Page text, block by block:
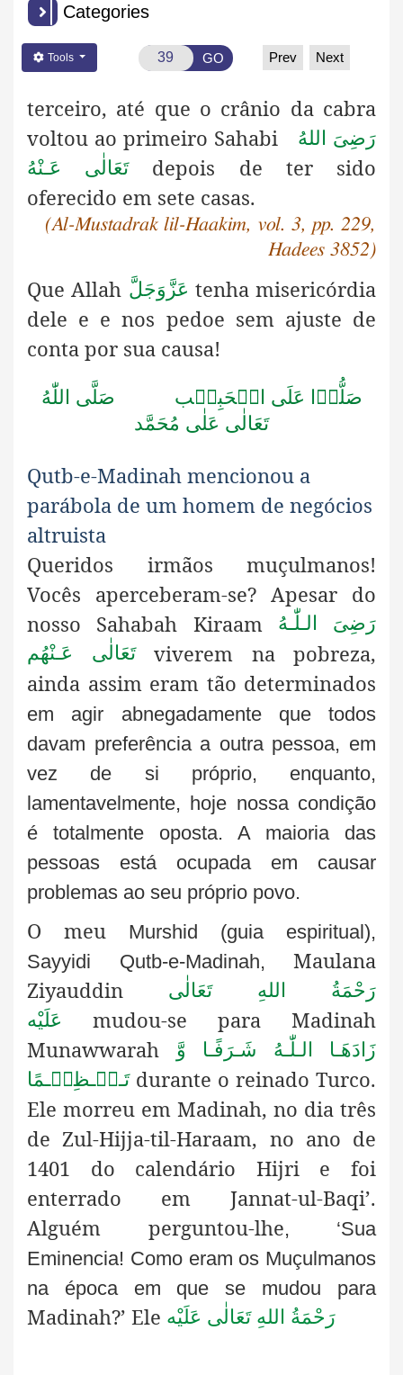
Categories
Tools GO Prev Next
terceiro, até que o crânio da cabra
voltou ao primeiro Sahabi
رَضِىَ اللهُ
تَعَالٰی عَـنْهُdepois de ter sido
oferecido em sete casas.
(Al-Mustadrak lil-Haakim, vol. 3, pp. 229,
Hadees 3852)
Que Allah عَزَّوَجَلَّ tenha misericórdia
dele e e nos pedoe sem ajuste de
conta por sua causa!
صَلُّوۡا عَلَى الۡحَبِيۡب
صَلَّى اللّٰهُ
تَعَالٰى عَلٰى مُحَمَّد
Qutb-e-Madinah mencionou a
parábola de um homem de negócios
altruista
Queridos irmãos muçulmanos!
Vocês aperceberam-se? Apesar do
nosso Sahabah Kiraam
رَضِىَ الـلّٰـهُ
تَعَالٰی عَـنْهُم
viverem na pobreza,
ainda assim eram tão determinados
em agir abnegadamente que todos
davam preferência a outra pessoa, em
vez de si próprio, enquanto,
lamentavelmente, hoje nossa condição
é totalmente oposta. A maioria das
pessoas está ocupada em causar
problemas ao seu próprio povo.
O meu Murshid (guia espiritual),
Sayyidi Qutb-e-Madinah,
Maulana
Ziyauddin
رَحْمَةُ اللهِ تَعَالٰی
عَلَيْه
mudou-se para Madinah
Munawwarah
زَادَھَـا الـلّٰـهُ شَـرَفًـا وَّ
تَـعۡـظِیۡـمًاdurante o reinado Turco.
Ele morreu em Madinah, no dia três
de Zul-Hijja-til-Haraam, no ano de
1401 do calendário Hijri e foi
enterrado em Jannat-ul-Baqi’.
Alguém perguntou-lhe, ‘Sua
Eminencia! Como eram os Muçulmanos
na época em que se mudou para
Madinah?’ Ele رَحْمَةُ اللهِ تَعَالٰی عَلَيْه